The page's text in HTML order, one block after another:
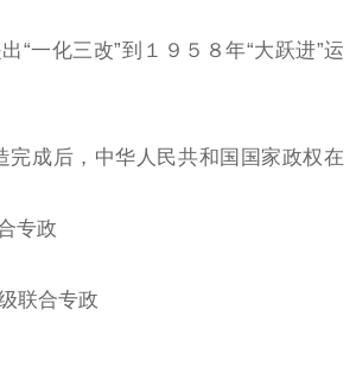
“一化三改”到１９５８年“大跃进”运
完成后，中华人民共和国国家政权在
专政
联合专政